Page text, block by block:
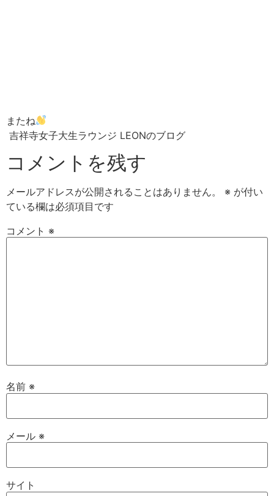
またね
吉祥寺女子大生ラウンジ LEONのブログ
コメントを残す
メールアドレスが公開されることはありません。 ※ が付い
ている欄は必須項目です
コメント ※
名前 ※
メール ※
サイト